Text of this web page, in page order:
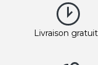
Livraison